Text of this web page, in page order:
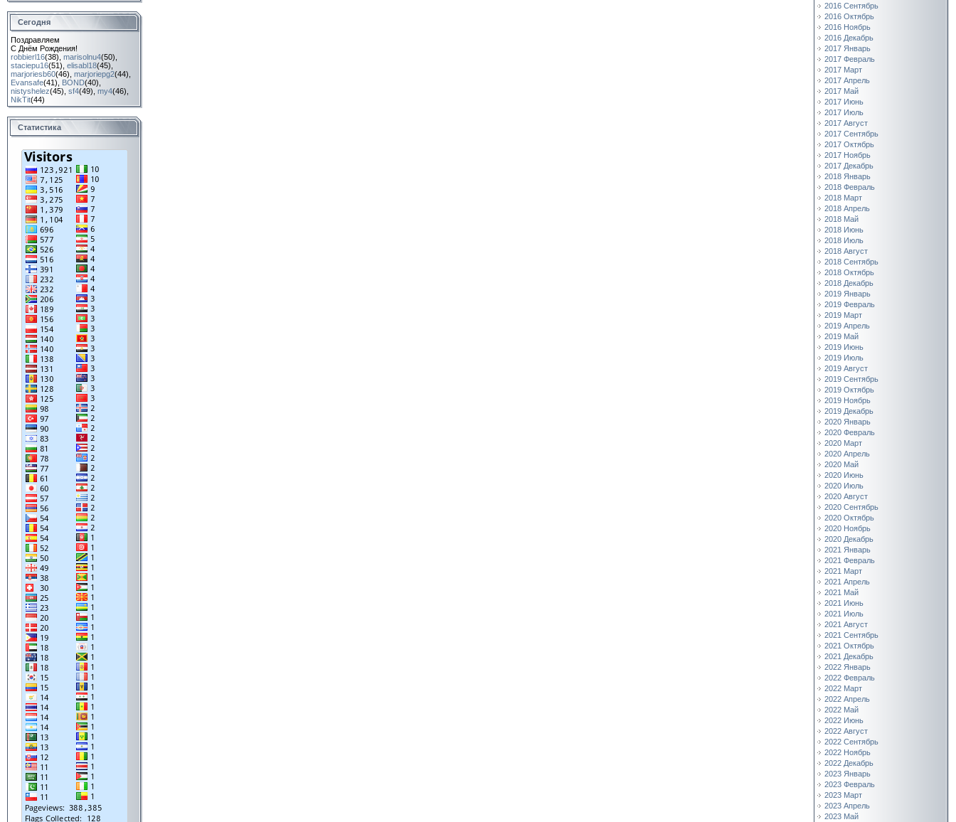
Сегодня
Поздравляем
С Днём Рождения!
robbierl16(38) marisolnu4(50)
staciepu16(51) elisabl18(45)
marjoriesb60(46) marjoriepg2(44)
Evansafe(41) BOND(40)
nistyshelez(45) sf4(49) my4(46)
NikTit(44)
Статистика
2016 Сентябрь
2016 Октябрь
2016 Ноябрь
2016 Декабрь
2017 Январь
2017 Февраль
2017 Март
2017 Апрель
2017 Май
2017 Июнь
2017 Июль
2017 Август
2017 Сентябрь
2017 Октябрь
2017 Ноябрь
2017 Декабрь
2018 Январь
2018 Февраль
2018 Март
2018 Апрель
2018 Май
2018 Июнь
2018 Июль
2018 Август
2018 Сентябрь
2018 Октябрь
2018 Декабрь
2019 Январь
2019 Февраль
2019 Март
2019 Апрель
2019 Май
2019 Июнь
2019 Июль
2019 Август
2019 Сентябрь
2019 Октябрь
2019 Ноябрь
2019 Декабрь
2020 Январь
2020 Февраль
2020 Март
2020 Апрель
2020 Май
2020 Июнь
2020 Июль
2020 Август
2020 Сентябрь
2020 Октябрь
2020 Ноябрь
2020 Декабрь
2021 Январь
2021 Февраль
2021 Март
2021 Апрель
2021 Май
2021 Июнь
2021 Июль
2021 Август
2021 Сентябрь
2021 Октябрь
2021 Декабрь
2022 Январь
2022 Февраль
2022 Март
2022 Апрель
2022 Май
2022 Июнь
2022 Август
2022 Сентябрь
2022 Ноябрь
2022 Декабрь
2023 Январь
2023 Февраль
2023 Март
2023 Апрель
2023 Май